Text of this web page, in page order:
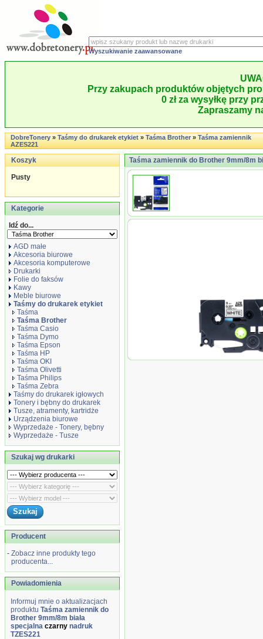
Wyszukiwanie zaawansowane
Przy zakupach produktów objętych
0 zł za wysyłkę przy
Zapraszamy
DobreTonery»Taśmy do drukarek etykiet»Taśma Brother»Taśma zamiennik
AZES221
Koszyk
Pusty
Kategorie
Idź do...
AGD małe
Akcesoria biurowe
Akcesoria komputerowe
Drukarki
Folie do faksów
Kawy
Meble biurowe
Taśmy do drukarek etykiet
Taśma
Taśma Brother
Taśma Casio
Taśma Dymo
Taśma Epson
Taśma HP
Taśma OKI
Taśma Olivetti
Taśma Philips
Taśma Zebra
Taśmy do drukarek igłowych
Tonery i bębny do drukarek
Tusze, atramenty, kartridże
Urządzenia biurowe
Wyprzedaże - Tonery, bębny
Wyprzedaże - Tusze
Szukaj wg drukarki
Producent
- Zobacz inne produkty tego
producenta...
Powiadomienia
Informuj mnie o aktualizacjach
produktu Taśma zamiennik do
Brother 9mm/8m biała
specjalna czarny nadruk
TZES221
Taśma zamiennik do Brother 9mm/8m
Taśma zamiennik